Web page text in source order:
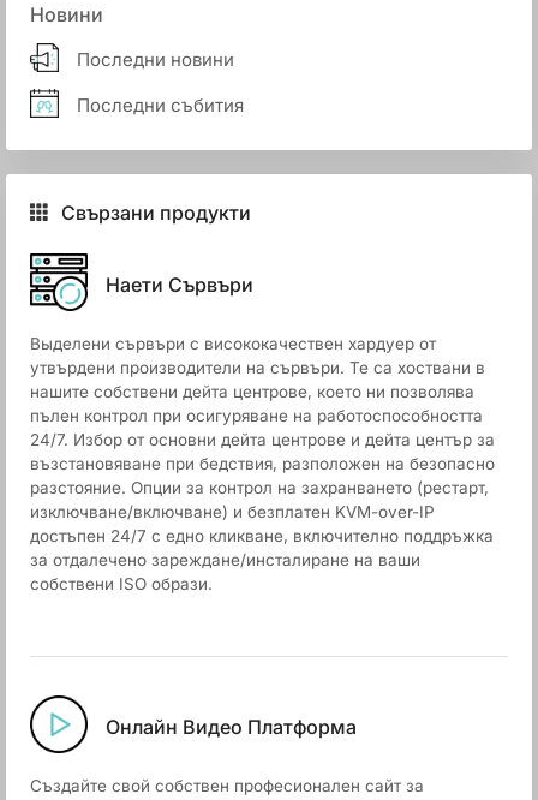
Новини
Последни новини
Последни събития
Свързани продукти
Наети Сървъри
Выделени сървъри с висококачествен хардуер от
утвърдени производители на сървъри. Те са хоствани в
нашите собствени дейта центрове, което ни позволява
пълен контрол при осигуряване на работоспособността
24/7. Избор от основни дейта центрове и дейта център за
възстановяване при бедствия, разположен на безопасно
разстояние. Опции за контрол на захранването (рестарт,
изключване/включване) и безплатен KVM-over-IP
достъпен 24/7 с едно кликване, включително поддръжка
за отдалечено зареждане/инсталиране на ваши
собствени ISO образи.
Онлайн Видео Платформа
Създайте свой собствен професионален сайт за